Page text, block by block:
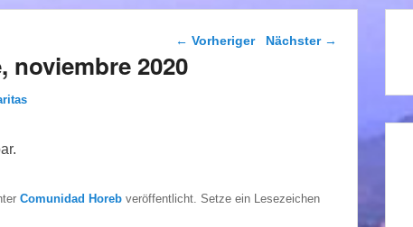
Beitragsnavigation
← Vorheriger Nächster →
noviembre 2020
Comunidad Horeb veröffentlicht. Setze ein Lesezeichen